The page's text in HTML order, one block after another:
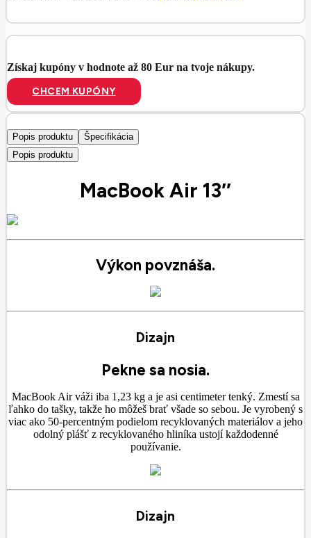
Získaj kupóny v hodnote až 80 Eur na tvoje nákupy.
CHCEM KUPÓNY
Popis produktu
Špecifikácia
Popis produktu
MacBook Air 13″
Výkon povznáša.
Dizajn
Pekne sa nosia.
MacBook Air váži iba 1,23 kg a je asi centimeter tenký. Zmestí sa
ľahko do tašky, takže ho môžeš brať všade so sebou. Je vyrobený s
viac ako 50-percentným podielom recyklovaných materiálov a jeho
odolný plášť z recyklovaného hliníka ustojí každodenné
používanie.
Dizajn